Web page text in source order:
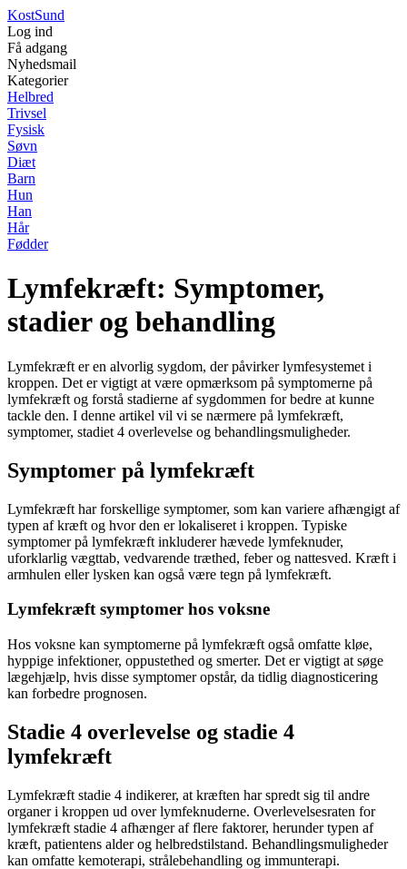
KostSund
Log ind
Få adgang
Nyhedsmail
Kategorier
Helbred
Trivsel
Fysisk
Søvn
Diæt
Barn
Hun
Han
Hår
Fødder
Lymfekræft: Symptomer,
stadier og behandling
Lymfekræft er en alvorlig sygdom, der påvirker lymfesystemet i
kroppen. Det er vigtigt at være opmærksom på symptomerne på
lymfekræft og forstå stadierne af sygdommen for bedre at kunne
tackle den. I denne artikel vil vi se nærmere på lymfekræft,
symptomer, stadiet 4 overlevelse og behandlingsmuligheder.
Symptomer på lymfekræft
Lymfekræft har forskellige symptomer, som kan variere afhængigt af
typen af kræft og hvor den er lokaliseret i kroppen. Typiske
symptomer på lymfekræft inkluderer hævede lymfeknuder,
uforklarlig vægttab, vedvarende træthed, feber og nattesved. Kræft i
armhulen eller lysken kan også være tegn på lymfekræft.
Lymfekræft symptomer hos voksne
Hos voksne kan symptomerne på lymfekræft også omfatte kløe,
hyppige infektioner, oppustethed og smerter. Det er vigtigt at søge
lægehjælp, hvis disse symptomer opstår, da tidlig diagnosticering
kan forbedre prognosen.
Stadie 4 overlevelse og stadie 4
lymfekræft
Lymfekræft stadie 4 indikerer, at kræften har spredt sig til andre
organer i kroppen ud over lymfeknuderne. Overlevelsesraten for
lymfekræft stadie 4 afhænger af flere faktorer, herunder typen af
kræft, patientens alder og helbredstilstand. Behandlingsmuligheder
kan omfatte kemoterapi, strålebehandling og immunterapi.